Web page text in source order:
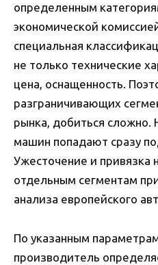
определенным
экономической
специальная
не только технические
цена, оснащенность.
разграничивающих
рынка, добиться
машин попадают сразу
Ужесточение и привязка
отдельным сегментам
анализа европейского
По указанным
производитель